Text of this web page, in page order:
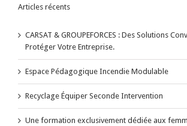
Articles récents
CARSAT & GROUPEFORCES : Des Solutions
Protéger Votre Entreprise.
Espace Pédagogique Incendie Modulable
Recyclage Équiper Seconde Intervention
Une formation exclusivement dédiée aux